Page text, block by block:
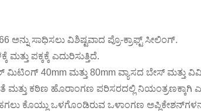
ಸಾಧಿಸಲು ವಿಶಿಷ್ಟವಾದ ಪ್ರೊ-ಕ್ರಾಫ್ಟ್ ಸೀಲಿಂಗ್.
ಪಕ್ಕಕ್ಕೆ ಎದುರಿಸುತ್ತಿದೆ.
ಮಿಟಿಂಗ್ 40mm ಮತ್ತು 80mm ವ್ಯಾಸದ ಬೇಸ್ ಮತ್ತು
ಕಠಿಣ ಹೊರಾಂಗಣ ಪರಿಸರದಲ್ಲಿ ನಿಯಂತ್ರಣಕ್ಕಾಗಿ
ಕೊಯ್ಲು ಒಳಗೊಂಡಿರುವ ಒಳಾಂಗಣ